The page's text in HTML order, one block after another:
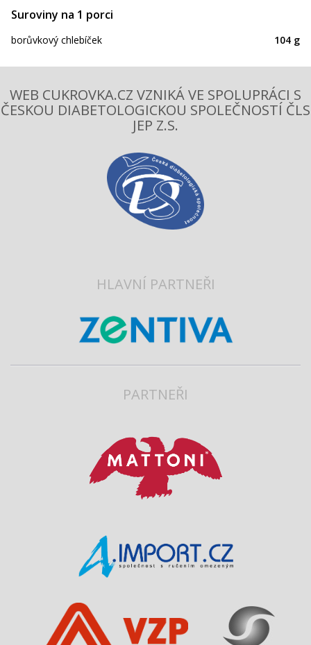
Suroviny na 1 porci
borůvkový chlebíček 104 g
WEB CUKROVKA.CZ VZNIKÁ VE SPOLUPRÁCI S
ČESKOU DIABETOLOGICKOU SPOLEČNOSTÍ ČLS
JEP Z.S.
HLAVNÍ PARTNEŘI
PARTNEŘI